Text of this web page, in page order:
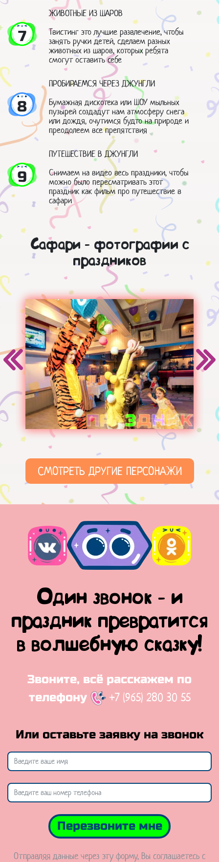
7
ЖИВОТНЫЕ ИЗ ШАРОВ
Твистинг это лучшие развлечение, чтобы
занять ручки детей, сделаем разных
животных из шаров, которых ребята
смогут оставить себе
8
ПРОБИРАЕМСЯ ЧЕРЕЗ ДЖУНГЛИ
Бумажная дискотека или ШОУ мыльных
пузырей создадут нам атмосферу снега
или дождя, очутимся будто на природе и
преодолеем все препятствия
9
ПУТЕШЕСТВИЕ В ДЖУНГЛИ
Снимаем на видео весь праздники, чтобы
можно было пересматривать этот
праздник как фильм про путешествие в
сафари
Сафари - фотографии с
праздников
СМОТРЕТЬ ДРУГИЕ ПЕРСОНАЖИ
Один звонок - и
праздник превратится
в волшебную сказку!
Звоните, всё расскажем по
телефону
+7 (965) 280 30 55
Или оставьте заявку на звонок
Перезвоните мне
Отправляя данные через эту форму, Вы соглашаетесь с